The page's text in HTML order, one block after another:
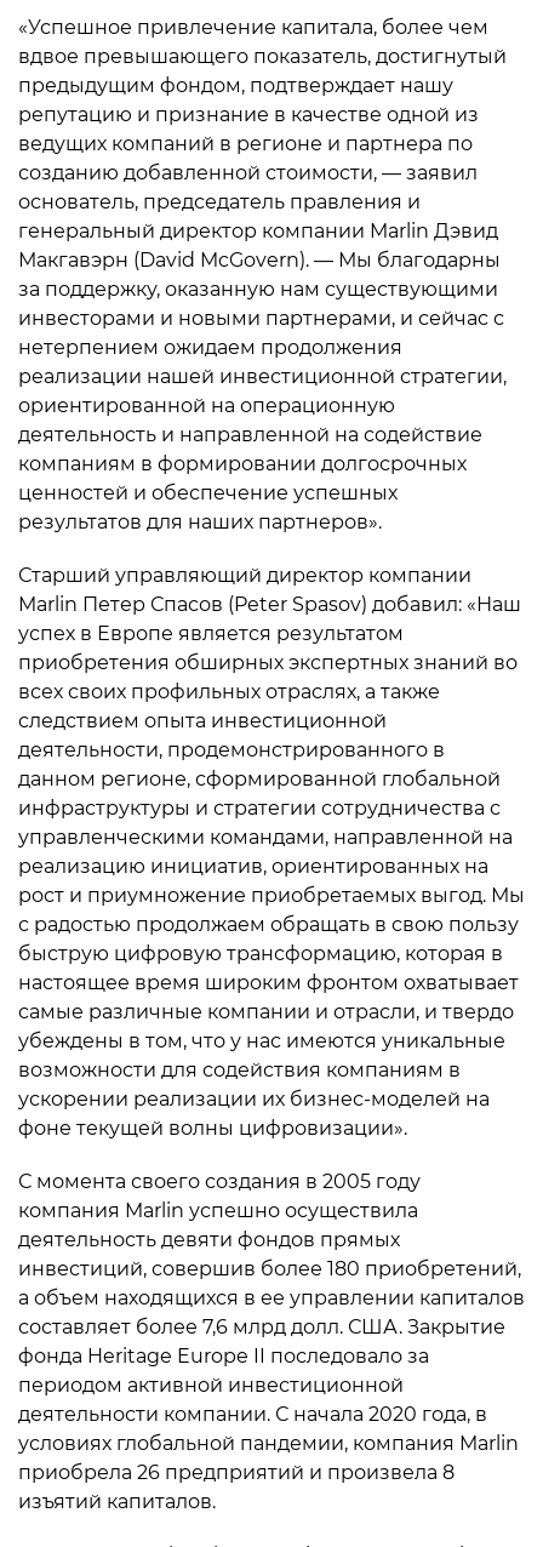
«Успешное привлечение капитала, более чем
вдвое превышающего показатель, достигнутый
предыдущим фондом, подтверждает нашу
репутацию и признание в качестве одной из
ведущих компаний в регионе и партнера по
созданию добавленной стоимости, — заявил
основатель, председатель правления и
генеральный директор компании Marlin Дэвид
Макгавэрн (David McGovern). — Мы благодарны
за поддержку, оказанную нам существующими
инвесторами и новыми партнерами, и сейчас с
нетерпением ожидаем продолжения
реализации нашей инвестиционной стратегии,
ориентированной на операционную
деятельность и направленной на содействие
компаниям в формировании долгосрочных
ценностей и обеспечение успешных
результатов для наших партнеров».
Старший управляющий директор компании
Marlin Петер Спасов (Peter Spasov) добавил: «Наш
успех в Европе является результатом
приобретения обширных экспертных знаний во
всех своих профильных отраслях, а также
следствием опыта инвестиционной
деятельности, продемонстрированного в
данном регионе, сформированной глобальной
инфраструктуры и стратегии сотрудничества с
управленческими командами, направленной на
реализацию инициатив, ориентированных на
рост и приумножение приобретаемых выгод. Мы
с радостью продолжаем обращать в свою пользу
быструю цифровую трансформацию, которая в
настоящее время широким фронтом охватывает
самые различные компании и отрасли, и твердо
убеждены в том, что у нас имеются уникальные
возможности для содействия компаниям в
ускорении реализации их бизнес-моделей на
фоне текущей волны цифровизации».
С момента своего создания в 2005 году
компания Marlin успешно осуществила
деятельность девяти фондов прямых
инвестиций, совершив более 180 приобретений,
а объем находящихся в ее управлении капиталов
составляет более 7,6 млрд долл. США. Закрытие
фонда Heritage Europe II последовало за
периодом активной инвестиционной
деятельности компании. С начала 2020 года, в
условиях глобальной пандемии, компания Marlin
приобрела 26 предприятий и произвела 8
изъятий капиталов.